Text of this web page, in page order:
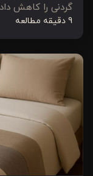
گردنی را کاهش
9 دقیقه مطالعه